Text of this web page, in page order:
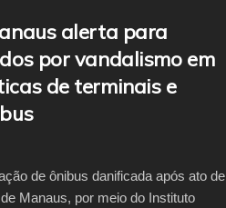
p
p
m alerta para
por vandalismo em
de terminais e
de ônibus danificada após ato de
Manaus, por meio do Instituto